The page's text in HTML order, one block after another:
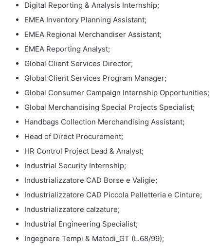
Digital Reporting & Analysis Internship;
EMEA Inventory Planning Assistant;
EMEA Regional Merchandiser Assistant;
EMEA Reporting Analyst;
Global Client Services Director;
Global Client Services Program Manager;
Global Consumer Campaign Internship Opportunities;
Global Merchandising Special Projects Specialist;
Handbags Collection Merchandising Assistant;
Head of Direct Procurement;
HR Control Project Lead & Analyst;
Industrial Security Internship;
Industrializzatore CAD Borse e Valigie;
Industrializzatore CAD Piccola Pelletteria e Cinture;
Industrializzatore calzature;
Industrial Engineering Specialist;
Ingegnere Tempi & Metodi_GT (L.68/99);